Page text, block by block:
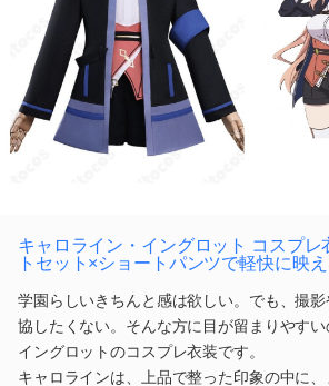
キャロライン・イングロット コスプレ
トセット×ショートパンツで軽快に映
学園らしいきちんと感は欲しい。でも、撮
協したくない。そんな方に目が留まりやすい
イングロットのコスプレ衣装です。
キャロラインは、上品で整った印象の中に